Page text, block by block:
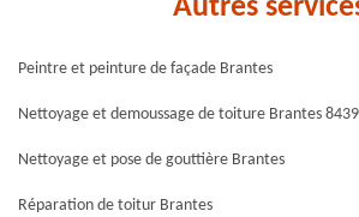
Autres
Peintre et peinture de façade Brantes
Nettoyage et demoussage de toiture Brantes
Nettoyage et pose de gouttière Brantes
Réparation de toitur Brantes